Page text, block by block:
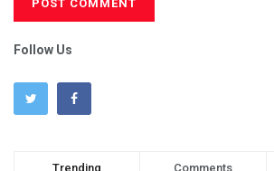
Follow Us
Trending Comments